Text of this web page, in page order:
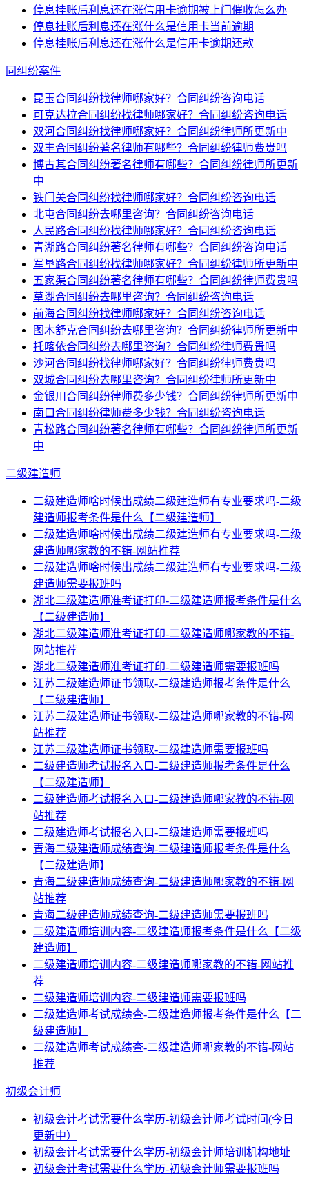
停息挂账后利息还在涨信用卡逾期被上门催收怎么办
停息挂账后利息还在涨什么是信用卡当前逾期
停息挂账后利息还在涨什么是信用卡逾期还款
同纠纷案件
昆玉合同纠纷找律师哪家好？合同纠纷咨询电话
可克达拉合同纠纷找律师哪家好？合同纠纷咨询电话
双河合同纠纷找律师哪家好？合同纠纷律师所更新中
双丰合同纠纷著名律师有哪些？合同纠纷律师费贵吗
博古其合同纠纷著名律师有哪些？合同纠纷律师所更新
中
铁门关合同纠纷找律师哪家好？合同纠纷咨询电话
北屯合同纠纷去哪里咨询？合同纠纷咨询电话
人民路合同纠纷找律师哪家好？合同纠纷咨询电话
青湖路合同纠纷著名律师有哪些？合同纠纷咨询电话
军垦路合同纠纷找律师哪家好？合同纠纷律师所更新中
五家渠合同纠纷著名律师有哪些？合同纠纷律师费贵吗
草湖合同纠纷去哪里咨询？合同纠纷咨询电话
前海合同纠纷找律师哪家好？合同纠纷咨询电话
图木舒克合同纠纷去哪里咨询？合同纠纷律师所更新中
托喀依合同纠纷去哪里咨询？合同纠纷律师费贵吗
沙河合同纠纷找律师哪家好？合同纠纷律师费贵吗
双城合同纠纷去哪里咨询？合同纠纷律师所更新中
金银川合同纠纷律师费多少钱？合同纠纷律师所更新中
南口合同纠纷律师费多少钱？合同纠纷咨询电话
青松路合同纠纷著名律师有哪些？合同纠纷律师所更新
中
二级建造师
二级建造师啥时候出成绩二级建造师有专业要求吗-二级
建造师报考条件是什么【二级建造师】
二级建造师啥时候出成绩二级建造师有专业要求吗-二级
建造师哪家教的不错-网站推荐
二级建造师啥时候出成绩二级建造师有专业要求吗-二级
建造师需要报班吗
湖北二级建造师准考证打印-二级建造师报考条件是什么
【二级建造师】
湖北二级建造师准考证打印-二级建造师哪家教的不错-
网站推荐
湖北二级建造师准考证打印-二级建造师需要报班吗
江苏二级建造师证书领取-二级建造师报考条件是什么
【二级建造师】
江苏二级建造师证书领取-二级建造师哪家教的不错-网
站推荐
江苏二级建造师证书领取-二级建造师需要报班吗
二级建造师考试报名入口-二级建造师报考条件是什么
【二级建造师】
二级建造师考试报名入口-二级建造师哪家教的不错-网
站推荐
二级建造师考试报名入口-二级建造师需要报班吗
青海二级建造师成绩查询-二级建造师报考条件是什么
【二级建造师】
青海二级建造师成绩查询-二级建造师哪家教的不错-网
站推荐
青海二级建造师成绩查询-二级建造师需要报班吗
二级建造师培训内容-二级建造师报考条件是什么【二级
建造师】
二级建造师培训内容-二级建造师哪家教的不错-网站推
荐
二级建造师培训内容-二级建造师需要报班吗
二级建造师考试成绩查-二级建造师报考条件是什么【二
级建造师】
二级建造师考试成绩查-二级建造师哪家教的不错-网站
推荐
初级会计师
初级会计考试需要什么学历-初级会计师考试时间(今日
更新中）
初级会计考试需要什么学历-初级会计师培训机构地址
初级会计考试需要什么学历-初级会计师需要报班吗